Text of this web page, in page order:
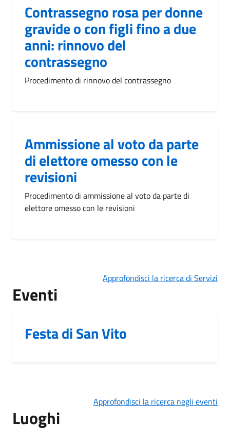
Contrassegno rosa per donne
gravide o con figli fino a due
anni: rinnovo del
contrassegno
Procedimento di rinnovo del contrassegno
Ammissione al voto da parte
di elettore omesso con le
revisioni
Procedimento di ammissione al voto da parte di
elettore omesso con le revisioni
Approfondisci la ricerca di Servizi
Eventi
Festa di San Vito
Approfondisci la ricerca negli eventi
Luoghi